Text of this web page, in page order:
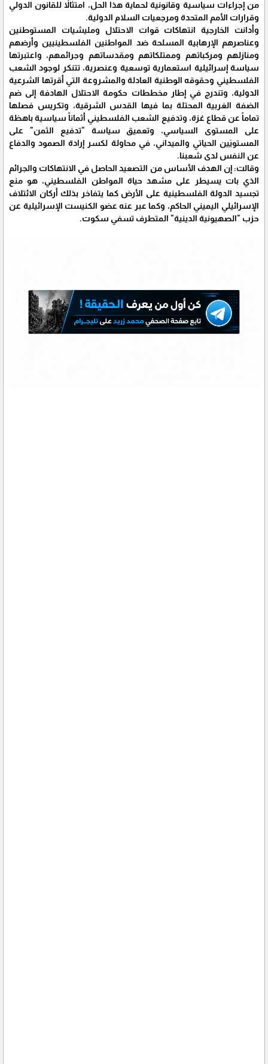
من إجراءات سياسية وقانونية لحماية هذا الحل، امتثالاً للقانون الدولي
وقرارات الأمم المتحدة ومرجعيات السلام الدولية.
وأدانت الخارجية انتهاكات قوات الاحتلال ومليشيات المستوطنين
وعناصرهم الإرهابية المسلحة ضد المواطنين الفلسطينيين وأرضهم
ومنازلهم ومركباتهم وممتلكاتهم ومقدساتهم وجرائمهم، واعتبرتها
سياسة إسرائيلية استعمارية توسعية وعنصرية، تتنكر لوجود الشعب
الفلسطيني وحقوقه الوطنية العادلة والمشروعة التي أقرتها الشرعية
الدولية، وتندرج في إطار مخططات حكومة الاحتلال الهادفة إلى ضم
الضفة الغربية المحتلة بما فيها القدس الشرقية، وتكريس فصلها
تماماً عن قطاع غزة، وتدفيع الشعب الفلسطيني أثماناً سياسية باهظة
على المستوى السياسي، وتعميق سياسة "تدفيع الثمن" على
المستويَين الحياتي والميداني، في محاولة لكسر إرادة الصمود والدفاع
عن النفس لدى شعبنا.
وقالت: إن الهدف الأساس من التصعيد الحاصل في الانتهاكات والجرائم
الذي بات يسيطر على مشهد حياة المواطن الفلسطيني، هو منع
تجسيد الدولة الفلسطينية على الأرض كما يتفاخر بذلك أركان الائتلاف
الإسرائيلي اليميني الحاكم، وكما عبر عنه عضو الكنيست الإسرائيلية عن
حزب "الصهيونية الدينية" المتطرف تسفي سكوت.